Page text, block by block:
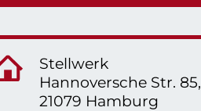
Stellwerk
Hannoversche Str. 85,
21079 Hamburg